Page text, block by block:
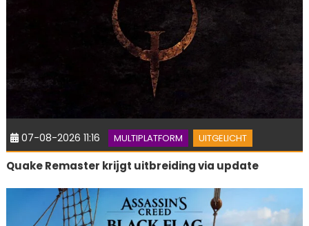
07-08-2026 11:16 MULTIPLATFORM UITGELICHT
Quake Remaster krijgt uitbreiding via update